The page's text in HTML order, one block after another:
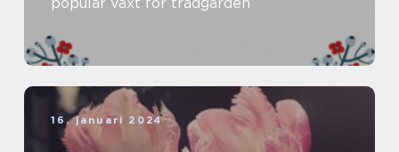
16. januari 2024